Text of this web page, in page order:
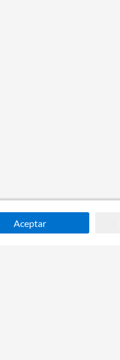
Aceptar